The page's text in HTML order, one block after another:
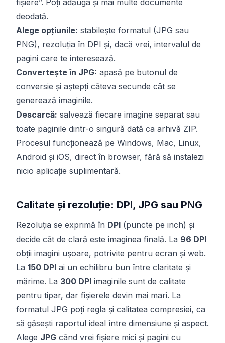
fișiere”. Poți adăuga și mai multe documente
deodată.
Alege opțiunile: stabilește formatul (JPG sau
PNG), rezoluția în DPI și, dacă vrei, intervalul de
pagini care te interesează.
Convertește în JPG: apasă pe butonul de
conversie și aștepți câteva secunde cât se
generează imaginile.
Descarcă: salvează fiecare imagine separat sau
toate paginile dintr-o singură dată ca arhivă ZIP.
Procesul funcționează pe Windows, Mac, Linux,
Android și iOS, direct în browser, fără să instalezi
nicio aplicație suplimentară.
Calitate și rezoluție: DPI, JPG sau PNG
Rezoluția se exprimă în DPI (puncte pe inch) și
decide cât de clară este imaginea finală. La 96 DPI
obții imagini ușoare, potrivite pentru ecran și web.
La 150 DPI ai un echilibru bun între claritate și
mărime. La 300 DPI imaginile sunt de calitate
pentru tipar, dar fișierele devin mai mari. La
formatul JPG poți regla și calitatea compresiei, ca
să găsești raportul ideal între dimensiune și aspect.
Alege JPG când vrei fișiere mici și pagini cu